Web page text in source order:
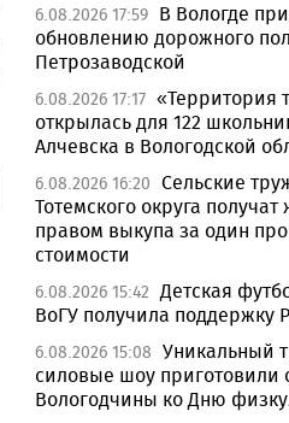
6.08.2026 17:59 В Вологде
обновлению дорожного
Петрозаводской
6.08.2026 17:17 «Территория
открылась для 122
Алчевска в Вологодской
6.08.2026 16:20 Сельские
Тотемского округа получат
правом выкупа за один
стоимости
6.08.2026 15:42 Детская
ВоГУ получила поддержку
6.08.2026 15:08 Уникальный
силовые шоу приготовили
Вологодчины ко Дню